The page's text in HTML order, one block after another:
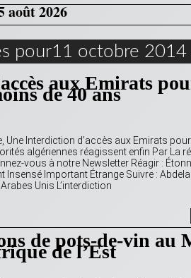
août 2026
pour11 octobre 2014
aux Emirats
de 40 ans
Une Interdiction d’accès aux Emirats
algériennes réagissent enfin Par La
vous à notre Newsletter Réagir :
Insensé Important Étrange Suivre :
Unis L’interdiction
de pots-de-vin au
de l’Est